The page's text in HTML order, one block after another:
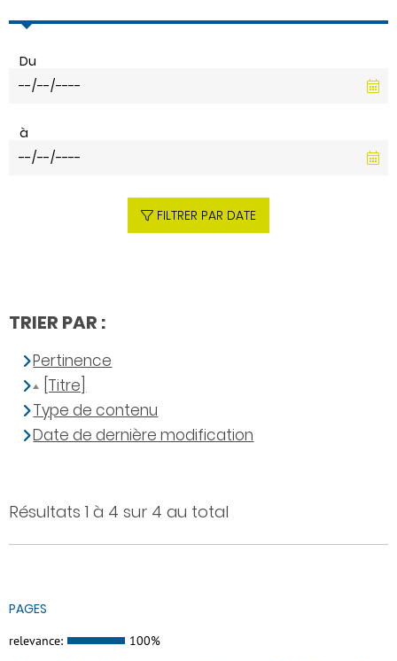
Résultats 1 à 4 sur 4 au total
PAGES
relevance: 100%
Du
à
FILTRER PAR DATE
TRIER PAR :
Pertinence
[Titre]
Type de contenu
Date de dernière modification